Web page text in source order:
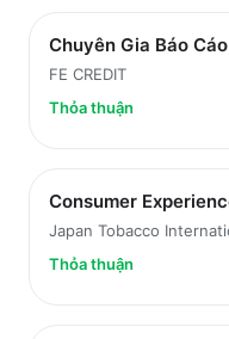
Chuyên Gia Báo
FE CREDIT
Thỏa thuận
Consumer
Japan Tobacco
Thỏa thuận